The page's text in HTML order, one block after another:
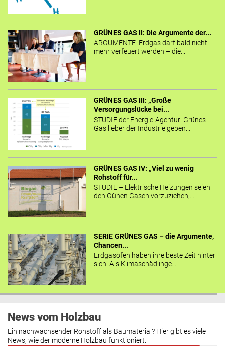
GRÜNES GAS II: Die Argumente der...
ARGUMENTE Erdgas darf bald nicht
mehr verfeuert werden – die...
GRÜNES GAS III: „Große
Versorgungslücke bei...
STUDIE der Energie-Agentur: Grünes
Gas lieber der Industrie geben...
GRÜNES GAS IV: „Viel zu wenig
Rohstoff für...
STUDIE – Elektrische Heizungen seien
den Günen Gasen vorzuziehen,...
SERIE GRÜNES GAS – die Argumente,
Chancen...
Erdgasöfen haben ihre beste Zeit hinter
sich. Als Klimaschädlinge...
News vom Holzbau
Ein nachwachsender Rohstoff als Baumaterial? Hier gibt es viele
News, wie der moderne Holzbau funktioniert.